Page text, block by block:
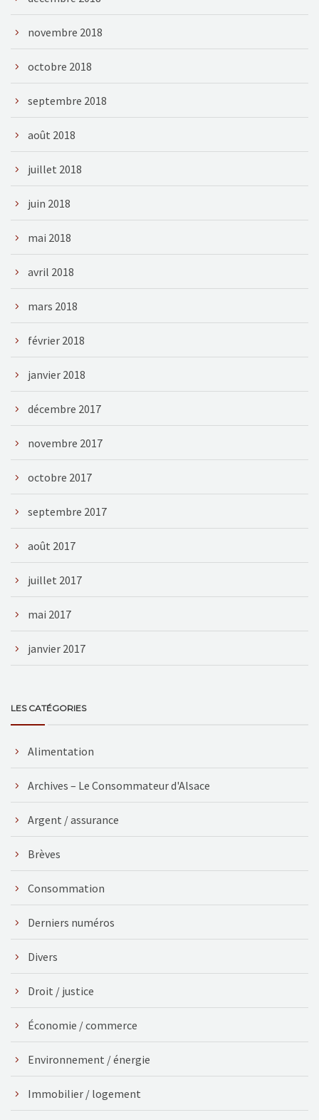
novembre 2018
octobre 2018
septembre 2018
août 2018
juillet 2018
juin 2018
mai 2018
avril 2018
mars 2018
février 2018
janvier 2018
décembre 2017
novembre 2017
octobre 2017
septembre 2017
août 2017
juillet 2017
mai 2017
janvier 2017
LES CATÉGORIES
Alimentation
Archives – Le Consommateur d'Alsace
Argent / assurance
Brèves
Consommation
Derniers numéros
Divers
Droit / justice
Économie / commerce
Environnement / énergie
Immobilier / logement